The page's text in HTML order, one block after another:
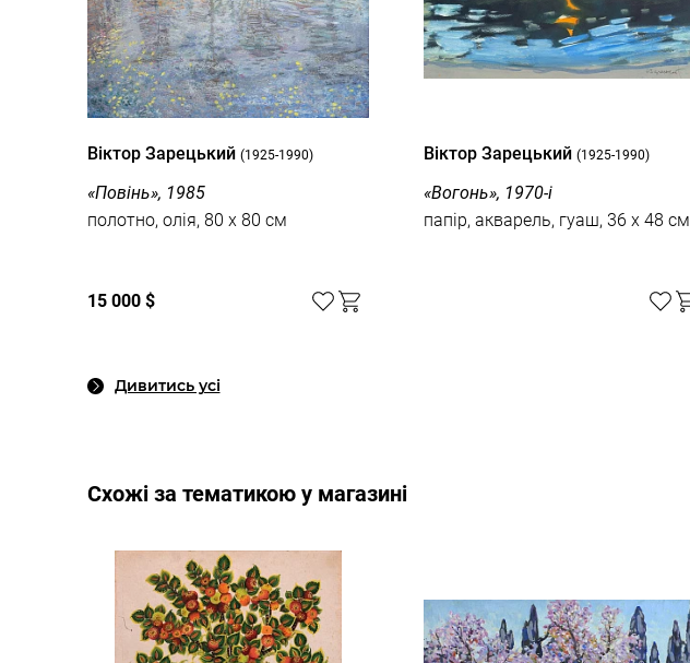
Вiктор Зарецький (1925-1990)
«Повінь», 1985
полотно, олія, 80 x 80 см
15 000 $
Вiктор Зарецький(1925-1990)
«Вогонь», 1970-і
папір, акварель, гуаш, 36 x 48 см
Дивитись усі
Cхожі за тематикою у магазині